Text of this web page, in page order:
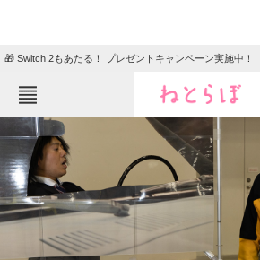
🎁 Switch 2もあたる！ プレゼントキャンペーン実施中！
ねとらぼメニュー
ニュース
エンタメ クイズ
グルメ 地域
教育・育児